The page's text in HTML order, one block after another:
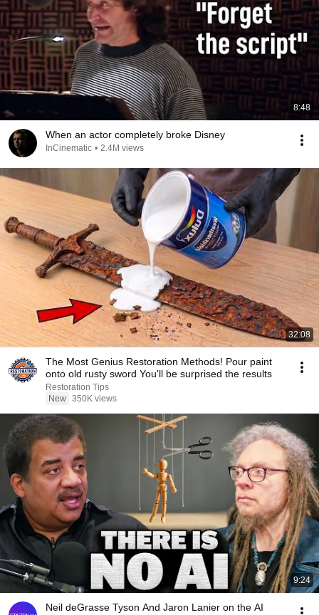
8:48
When an actor completely broke Disney
InCinematic • 2.4M views
32:08
The Most Genius Restoration Methods! Pour paint
onto old rusty sword You'll be surprised the results
Restoration Tips
New 350K views
9:24
Neil deGrasse Tyson And Jaron Lanier on the AI